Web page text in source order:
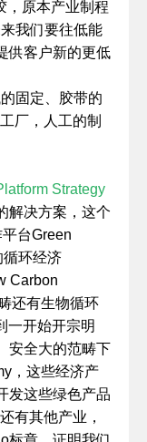
，原本产业制程
我们要往低能
供客户新的更低
固定、胶带的
厂，人工的制
Strategy
解决方案，这个
台Green
循环经济
Carbon
还有生物循环
一开始开宗明
安全大的范畴下
，这些经济产
发这些绿色产品
有其他产业，